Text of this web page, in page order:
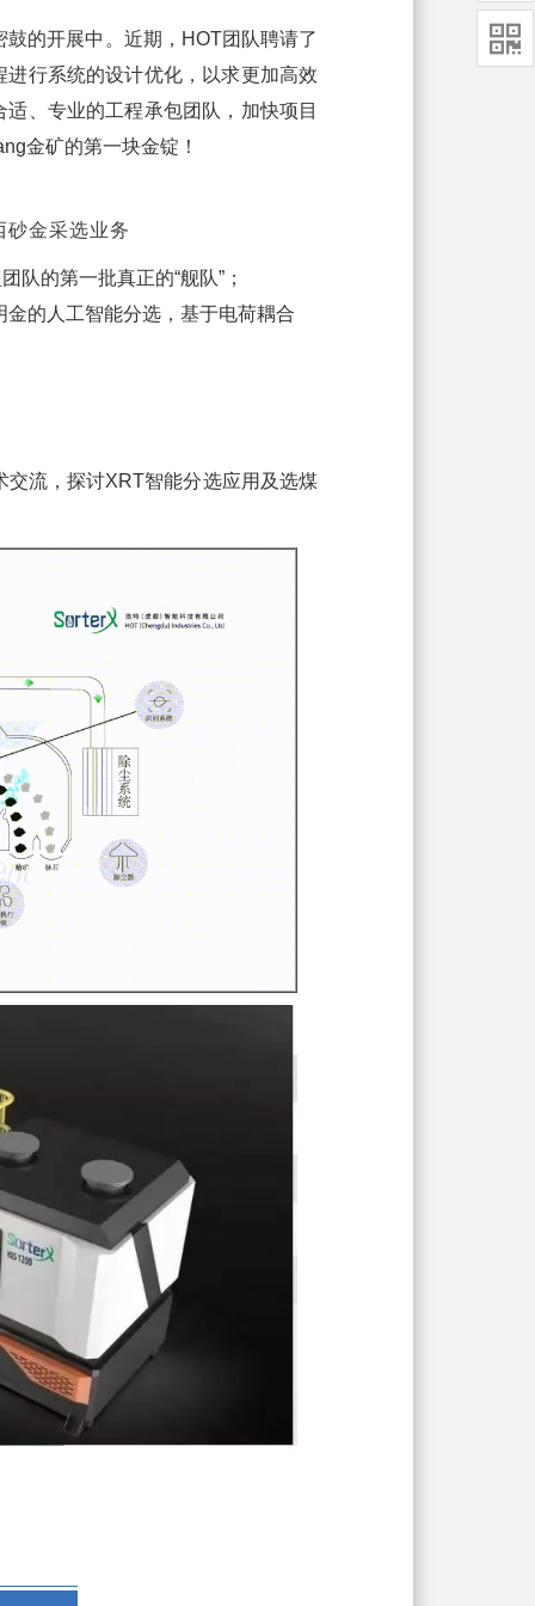
的开展中。近期，HOT团队聘请了
行系统的设计优化，以求更加高效
、专业的工程承包团队，加快项目
金矿的第一块金锭！
金采选业务
队的第一批真正的“舰队”；
的人工智能分选，基于电荷耦合
流，探讨XRT智能分选应用及选煤
